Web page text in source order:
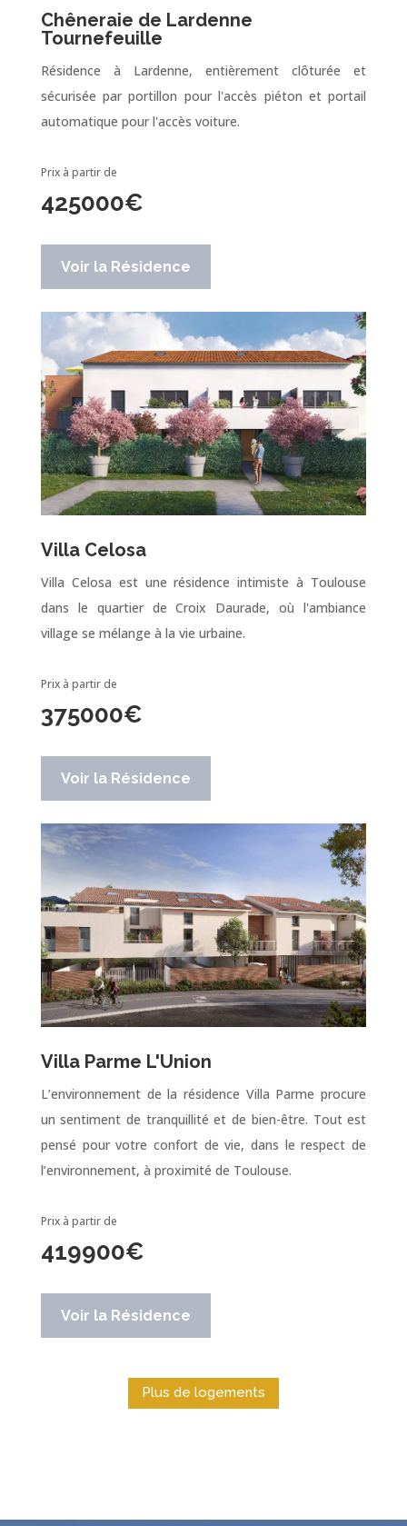
Chêneraie de Lardenne
Tournefeuille
Résidence à Lardenne, entièrement clôturée et
sécurisée par portillon pour l'accès piéton et portail
automatique pour l'accès voiture.
Prix à partir de
425000€
Voir la Résidence
Villa Celosa
Villa Celosa est une résidence intimiste à Toulouse
dans le quartier de Croix Daurade, où l'ambiance
village se mélange à la vie urbaine.
Prix à partir de
375000€
Voir la Résidence
Villa Parme L'Union
L’environnement de la résidence Villa Parme procure
un sentiment de tranquillité et de bien-être. Tout est
pensé pour votre confort de vie, dans le respect de
l’environnement, à proximité de Toulouse.
Prix à partir de
419900€
Voir la Résidence
Plus de logements